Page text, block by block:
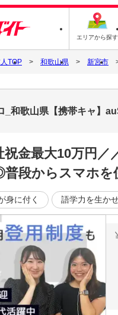
エリアから探す
TOP 和歌山県 新宮市
_和歌山県【携帯キャ】
金最大10万円／
段からスマホを
身に付く 語学力を生か